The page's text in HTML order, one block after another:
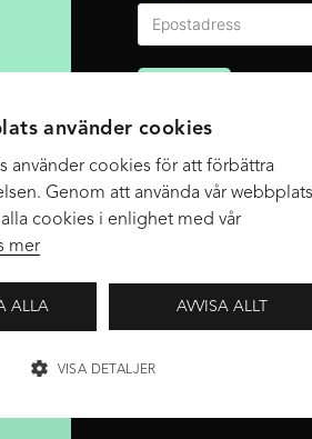
använder cookies
använder cookies för att förbättra
Genom att använda vår webbplats
cookies i enlighet med vår
mer
ALLA AVVISA ALLT
VISA DETALJER